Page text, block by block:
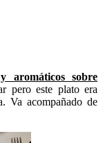
aromáticos sobre
pero este plato era
Va acompañado de